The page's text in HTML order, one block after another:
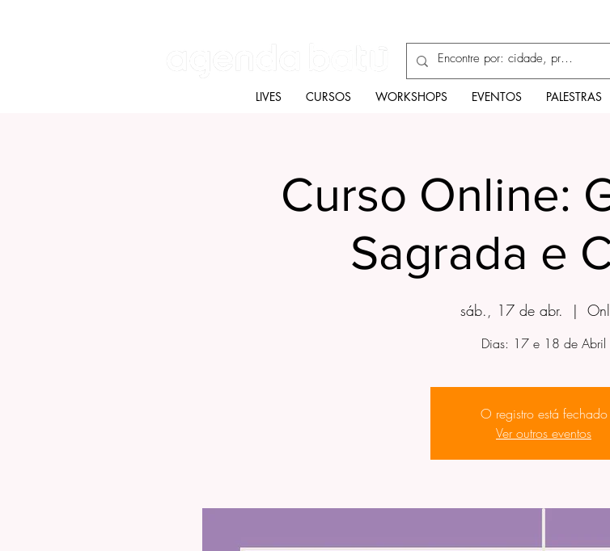
LIVES CURSOS WORKSHOPS EVENTOS PALESTRAS
Curso Online:
Sagrada e
sáb., 17 de abr.
  |
Dias: 17 e 18 de Abril
O registro está fechado
Ver outros eventos